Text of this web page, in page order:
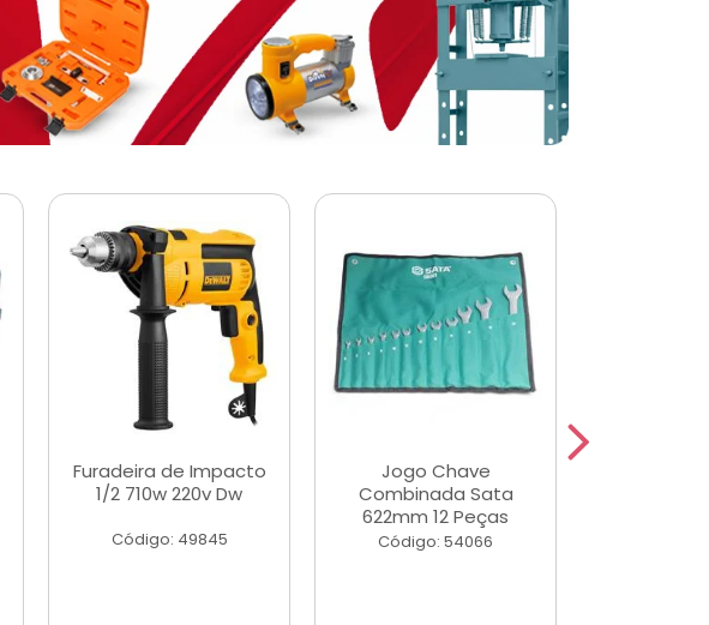
Furadeira de Impacto
1/2 710w 220v Dw
Código: 49845
Jogo Chave
Combinada Sata
622mm 12 Peças
Código: 54066